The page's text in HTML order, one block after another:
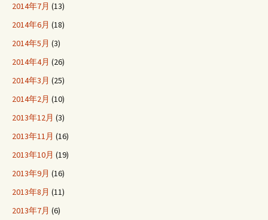
2014年7月 (13)
2014年6月 (18)
2014年5月 (3)
2014年4月 (26)
2014年3月 (25)
2014年2月 (10)
2013年12月 (3)
2013年11月 (16)
2013年10月 (19)
2013年9月 (16)
2013年8月 (11)
2013年7月 (6)